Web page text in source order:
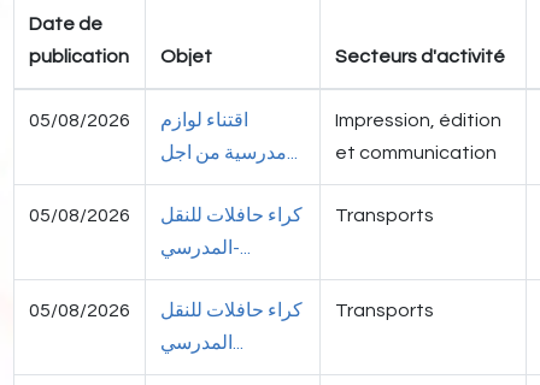
Date de
publication
Objet Secteurs d'activité
05/08/2026
اقتناء لوازم
مدرسية من اجل...
Impression, édition
et communication
05/08/2026
كراء حافلات للنقل
المدرسي-...
Transports
05/08/2026
كراء حافلات للنقل
المدرسي...
Transports